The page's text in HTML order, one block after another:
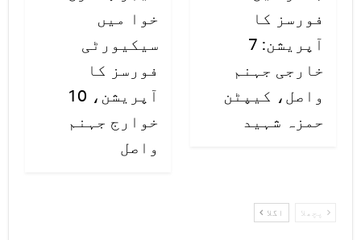
فورسز کا
آپریشن: 7
خارجی جہنم
واصل، کیپٹن
حمزہ شہید
خوا میں
سیکیورٹی
فورسز کا
آپریشن، 10
خوارج جہنم
واصل
پچھلا اگلا